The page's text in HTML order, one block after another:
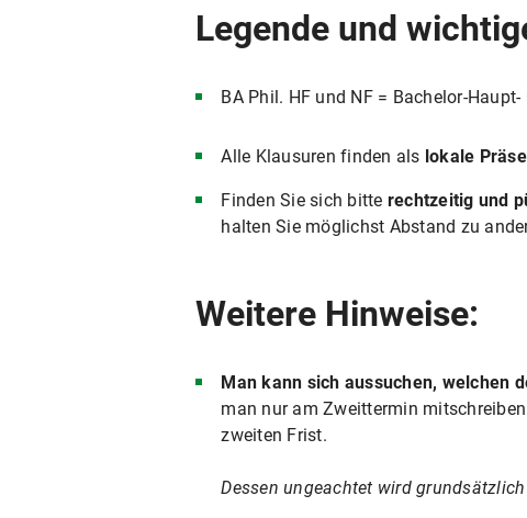
Legende und
BA Phil. HF und NF = Bachelor-
Alle Klausuren finden als lokale
Finden Sie sich bitte rechtzeitig und
halten Sie möglichst Abstand zu
Weitere Hinweise:
Man kann sich aussuchen, welchen
man nur am Zweittermin
zweiten Frist.
Dessen ungeachtet wird